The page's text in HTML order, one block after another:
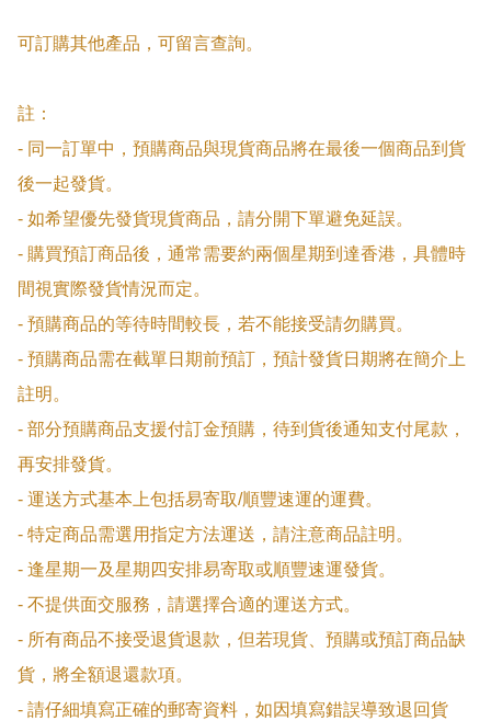
可訂購其他產品，可留言查詢。
註：
- 同一訂單中，預購商品與現貨商品將在最後一個商品到貨
後一起發貨。
- 如希望優先發貨現貨商品，請分開下單避免延誤。
- 購買預訂商品後，通常需要約兩個星期到達香港，具體時
間視實際發貨情況而定。
- 預購商品的等待時間較長，若不能接受請勿購買。
- 預購商品需在截單日期前預訂，預計發貨日期將在簡介上
註明。
- 部分預購商品支援付訂金預購，待到貨後通知支付尾款，
再安排發貨。
- 運送方式基本上包括易寄取/順豐速運的運費。
- 特定商品需選用指定方法運送，請注意商品註明。
- 逢星期一及星期四安排易寄取或順豐速運發貨。
- 不提供面交服務，請選擇合適的運送方式。
- 所有商品不接受退貨退款，但若現貨、預購或預訂商品缺
貨，將全額退還款項。
- 請仔細填寫正確的郵寄資料，如因填寫錯誤導致退回貨